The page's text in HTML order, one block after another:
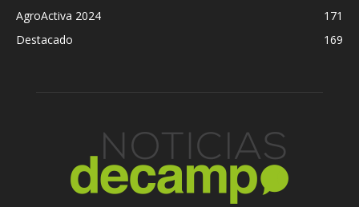
AgroActiva 2024
171
Destacado
169